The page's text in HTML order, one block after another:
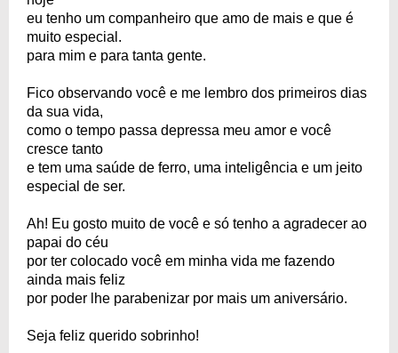
eu tenho um companheiro que amo de mais e que é
muito especial.
para mim e para tanta gente.
Fico observando você e me lembro dos primeiros dias
da sua vida,
como o tempo passa depressa meu amor e você
cresce tanto
e tem uma saúde de ferro, uma inteligência e um jeito
especial de ser.
Ah! Eu gosto muito de você e só tenho a agradecer ao
papai do céu
por ter colocado você em minha vida me fazendo
ainda mais feliz
por poder lhe parabenizar por mais um aniversário.
Seja feliz querido sobrinho!